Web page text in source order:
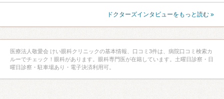
ドクターズインタビューをもっと読む »
医療法人敬愛会 けい眼科クリニックの基本情報、口コミ3件は、病院口コミ検索カ
ルーでチェック！眼科があります。眼科専門医が在籍しています。土曜日診察・日
曜日診察・駐車場あり・電子決済利用可。